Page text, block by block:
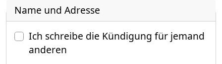
Name und Adresse
Ich schreibe die Kündigung für jemand
anderen